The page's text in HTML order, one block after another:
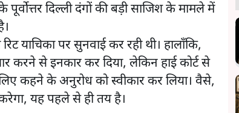
पूर्वोत्तर दिल्ली दंगों की बड़ी साजिश के मामले में
याचिका पर सुनवाई कर रही थी। हालाँकि,
करने से इनकार कर दिया, लेकिन हाई कोर्ट से
कहने के अनुरोध को स्वीकार कर लिया। वैसे,
यह पहले से ही तय है।